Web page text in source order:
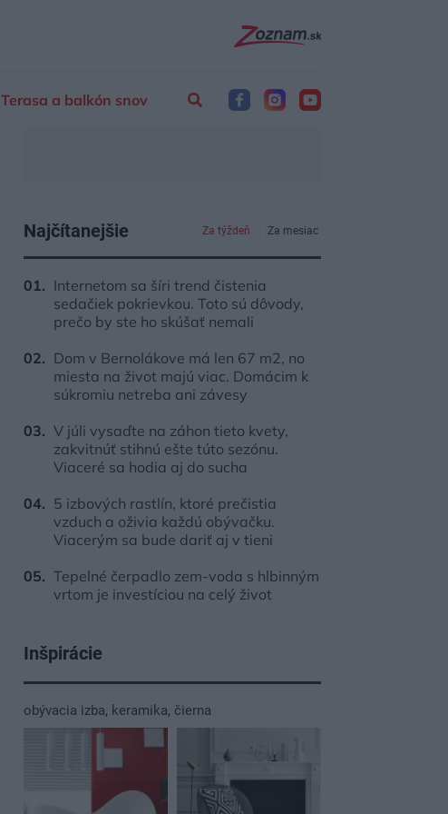
Terasa a balkón snov
Najčítanejšie Za týždeň Za mesiac
Internetom sa šíri trend čistenia
sedačiek pokrievkou. Toto sú dôvody,
prečo by ste ho skúšať nemali
Dom v Bernolákove má len 67 m2, no
miesta na život majú viac. Domácim k
súkromiu netreba ani závesy
V júli vysaďte na záhon tieto kvety,
zakvitnúť stihnú ešte túto sezónu.
Viaceré sa hodia aj do sucha
5 izbových rastlín, ktoré prečistia
vzduch a oživia každú obývačku.
Viacerým sa bude dariť aj v tieni
Tepelné čerpadlo zem-voda s hlbinným
vrtom je investíciou na celý život
Inšpirácie
obývacia izba, keramika, čierna